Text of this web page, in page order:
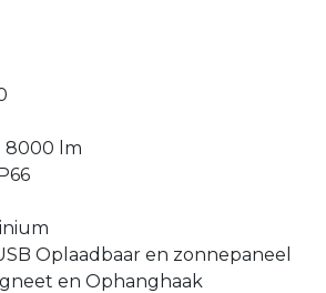
8000 lm
Oplaadbaar en zonnepaneel
en Ophanghaak